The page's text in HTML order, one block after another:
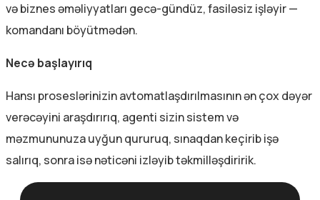
və biznes əməliyyatları gecə-gündüz, fasiləsiz işləyir —
komandanı böyütmədən.
Necə başlayırıq
Hansı proseslərinizin avtomatlaşdırılmasının ən çox dəyər
verəcəyini araşdırırıq, agenti sizin sistem və
məzmununuza uyğun qururuq, sınaqdan keçirib işə
salırıq, sonra isə nəticəni izləyib təkmilləşdiririk.